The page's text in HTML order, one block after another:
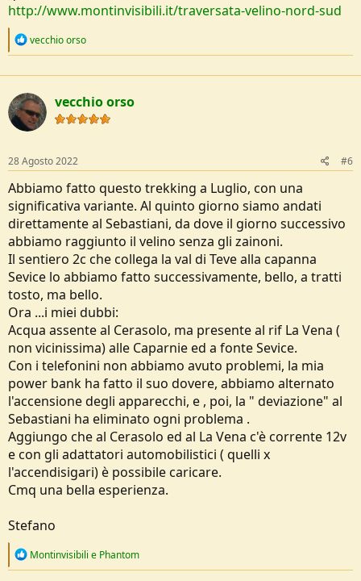
http://www.montinvisibili.it/traversata-velino-nord-sud
R
c
t
i
o
n
vecchio orso
vecchio orso
28 Agosto 2022 #6
Abbiamo fatto questo trekking a Luglio, con una
significativa variante. Al quinto giorno siamo andati
direttamente al Sebastiani, da dove il giorno successivo
abbiamo raggiunto il velino senza gli zainoni.
Il sentiero 2c che collega la val di Teve alla capanna
Sevice lo abbiamo fatto successivamente, bello, a tratti
tosto, ma bello.
Ora ...i miei dubbi:
Acqua assente al Cerasolo, ma presente al rif La Vena (
non vicinissima) alle Caparnie ed a fonte Sevice.
Con i telefonini non abbiamo avuto problemi, la mia
power bank ha fatto il suo dovere, abbiamo alternato
l'accensione degli apparecchi, e , poi, la " deviazione" al
Sebastiani ha eliminato ogni problema .
Aggiungo che al Cerasolo ed al La Vena c'è corrente 12v
e con gli adattatori automobilistici ( quelli x
l'accendisigari) è possibile caricare.
Cmq una bella esperienza.
Stefano
R
Montinvisibili e Phantom